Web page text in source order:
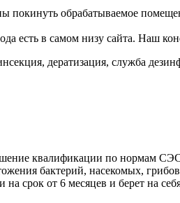
обрабатываемое
есть в самом низу сайта. Наш
дератизация, служба
квалификации по нормам
бактерий, насекомых,
срок от 6 месяцев и берет на